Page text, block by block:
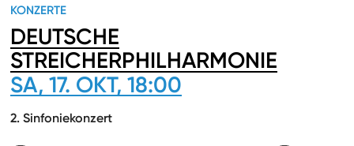
KONZERTE
DEUTSCHE
STREICHERPHILHARMONIE
SA, 17. OKT, 18:00
2. Sinfoniekonzert